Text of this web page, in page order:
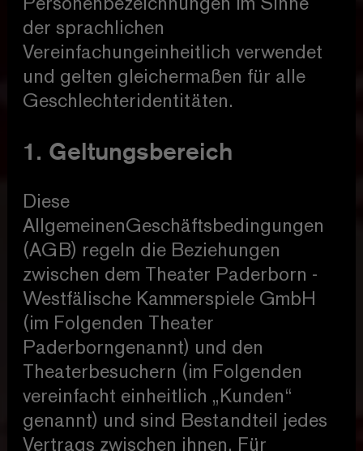
Personenbezeichnungen im Sinne
der sprachlichen
Vereinfachungeinheitlich verwendet
und gelten gleichermaßen für alle
Geschlechteridentitäten.
1. Geltungsbereich
Diese
AllgemeinenGeschäftsbedingungen
(AGB) regeln die Beziehungen
zwischen dem Theater Paderborn -
Westfälische Kammerspiele GmbH
(im Folgenden Theater
Paderborngenannt) und den
Theaterbesuchern (im Folgenden
vereinfacht einheitlich „Kunden“
genannt) und sind Bestandteil jedes
Vertrags zwischen ihnen. Für